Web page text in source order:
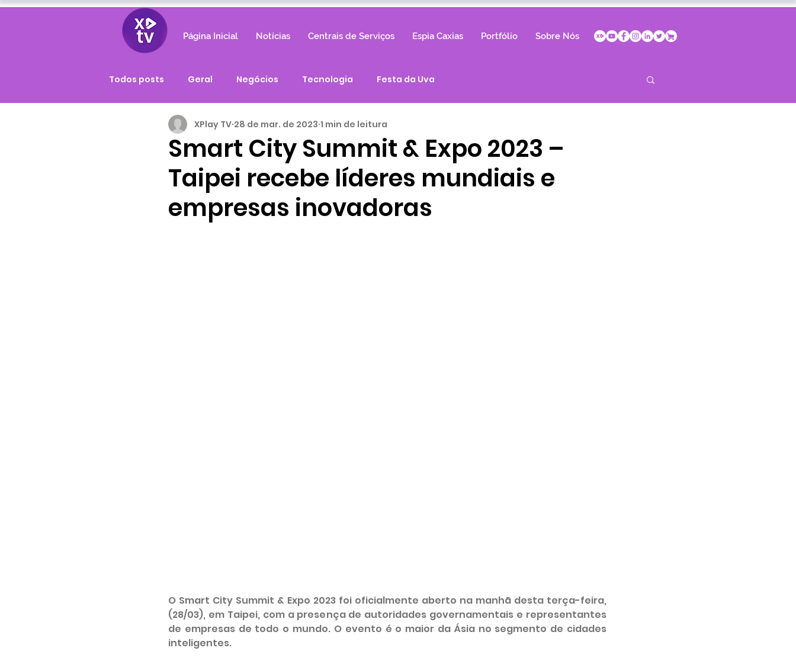
Página Inicial Notícias Centrais de Serviços Espia Caxias Portfólio Sobre Nós
Todos posts Geral Negócios Tecnologia Festa da Uva
Smart City Summit & Expo 2023 –
Taipei recebe líderes mundiais e
empresas inovadoras
XPlay TV 28 de mar. de 2023 1 min de leitura
O Smart City Summit & Expo 2023 foi oficialmente aberto na manhã desta terça-feira,
(28/03), em Taipei, com a presença de autoridades governamentais e representantes
de empresas de todo o mundo. O evento é o maior da Ásia no segmento de cidades
inteligentes.